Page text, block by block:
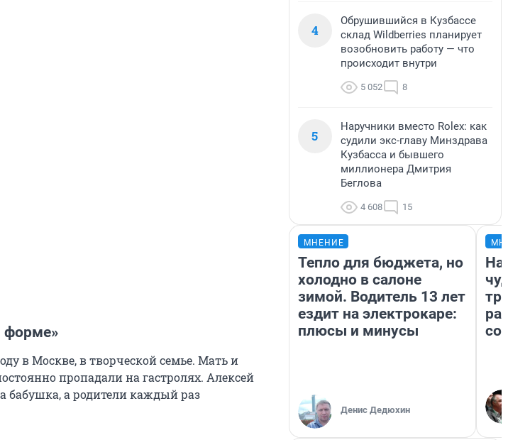
форме»
в Москве, в творческой семье. Мать и
пропадали на гастролях. Алексей
бабушка, а родители каждый раз
4
Обрушившийся в Кузбассе
склад Wildberries планирует
возобновить работу — что
происходит внутри
5 052 8
5
Наручники вместо Rolex: как
судили экс-главу Минздрава
Кузбасса и бывшего
миллионера Дмитрия
Беглова
4 608 15
МНЕНИЕ
Тепло для бюджета, но
холодно в салоне
зимой. Водитель 13 лет
ездит на электрокаре:
плюсы и минусы
Денис Дедюхин